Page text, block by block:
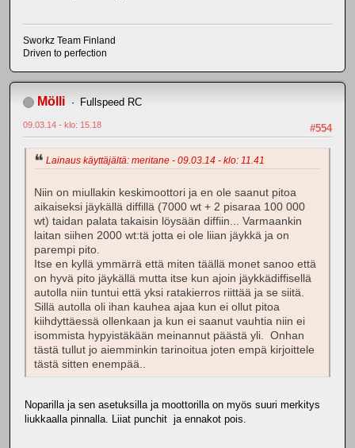
Sworkz Team Finland
Driven to perfection
Mölli Fullspeed RC
#554
09.03.14 - klo: 15.18
Lainaus käyttäjältä: meritane - 09.03.14 - klo: 11.41
Niin on miullakin keskimoottori ja en ole saanut pitoa
aikaiseksi jäykällä diffillä (7000 wt + 2 pisaraa 100 000
wt) taidan palata takaisin löysään diffiin... Varmaankin
laitan siihen 2000 wt:tä jotta ei ole liian jäykkä ja on
parempi pito.
Itse en kyllä ymmärrä että miten täällä monet sanoo että
on hyvä pito jäykällä mutta itse kun ajoin jäykkädiffisellä
autolla niin tuntui että yksi ratakierros riittää ja se siitä.
Sillä autolla oli ihan kauhea ajaa kun ei ollut pitoa
kiihdyttäessä ollenkaan ja kun ei saanut vauhtia niin ei
isommista hypyistäkään meinannut päästä yli. Onhan
tästä tullut jo aiemminkin tarinoitua joten empä kirjoittele
tästä sitten enempää..
Noparilla ja sen asetuksilla ja moottorilla on myös suuri merkitys
liukkaalla pinnalla. Liiat punchit ja ennakot pois.